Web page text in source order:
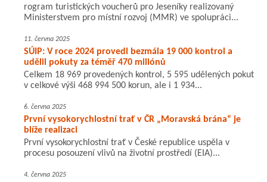
rogram turistických voucherů pro Jeseníky realizovaný
Ministerstvem pro místní rozvoj (MMR) ve spolupráci...
11. června 2025
SÚIP: V roce 2024 provedl bezmála 19 000 kontrol a
udělil pokuty za téměř 470 miliónů
Celkem 18 969 provedených kontrol, 5 595 udělených pokut
v celkové výši 468 994 500 korun, ale i 1 934...
6. června 2025
První vysokorychlostní trať v ČR „Moravská brána“ je
blíže realizaci
První vysokorychlostní trať v České republice uspěla v
procesu posouzení vlivů na životní prostředí (EIA)...
4. června 2025